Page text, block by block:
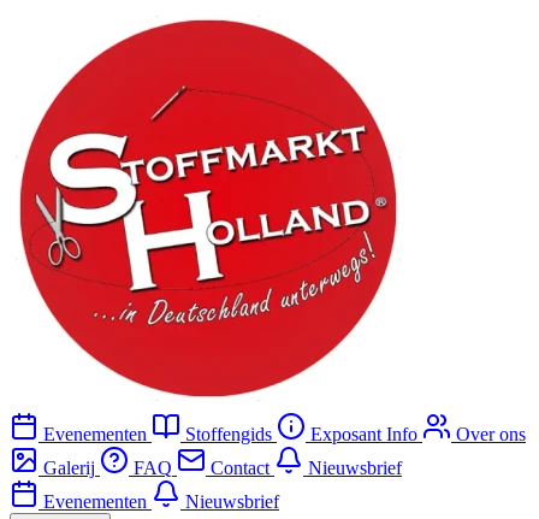
Evenementen Stoffengids Exposant Info
Over ons
Galerij
FAQ Contact
Nieuwsbrief
Evenementen
Nieuwsbrief